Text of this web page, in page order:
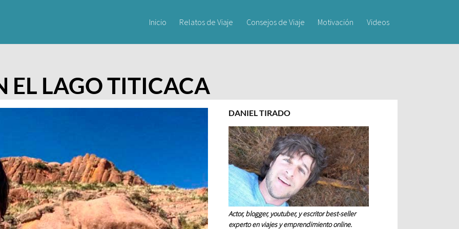
Inicio Relatos de Viaje Consejos de Viaje Motivación Videos
EL LAGO TITICACA
DANIEL TIRADO
Actor, blogger, youtuber, y escritor best-seller
experto en viajes y emprendimiento online.